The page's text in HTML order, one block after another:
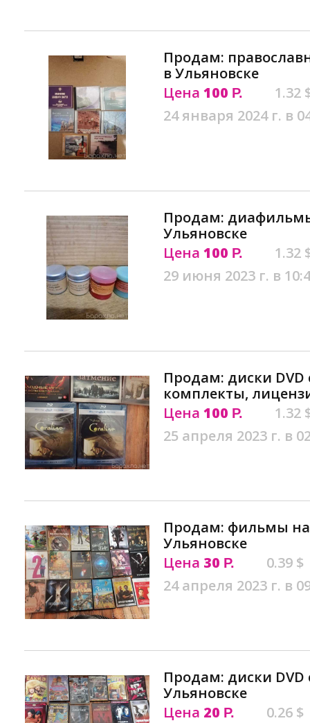
Продам:
в Ульяновске
Цена 100 Р.
1.32
24 января 2024 г. в
Продам:
Ульяновске
Цена 100 Р.
1.32
29 июня 2023 г. в
Продам: диски
комплекты,
Цена 100 Р.
1.32
25 апреля 2023 г. в
Продам: фильмы на
Ульяновске
Цена 30 Р.
0.39 $
24 апреля 2023 г. в
Продам: диски
Ульяновске
Цена 20 Р.
0.26 $